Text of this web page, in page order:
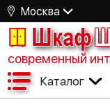
Москва
Шкаф
современный
Каталог